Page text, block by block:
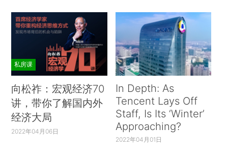
私房课
向松祚：宏观经济70
讲，带你了解国内外
经济大局
2022年04月06日
In Depth: As
Tencent Lays Off
Staff, Is Its ‘Winter’
Approaching?
2022年04月01日